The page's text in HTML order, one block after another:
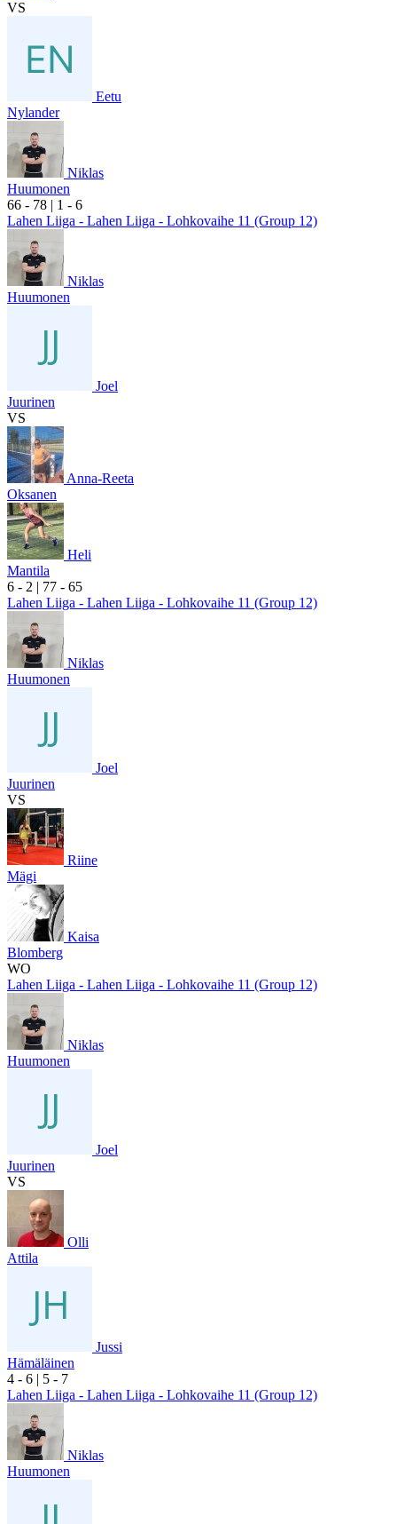
VS
Eetu
Nylander
Niklas
Huumonen
66 - 78 | 1 - 6
Lahen Liiga - Lahen Liiga - Lohkovaihe 11 (Group 12)
Niklas
Huumonen
Joel
Juurinen
VS
Anna-Reeta
Oksanen
Heli
Mantila
6 - 2 | 77 - 65
Lahen Liiga - Lahen Liiga - Lohkovaihe 11 (Group 12)
Niklas
Huumonen
Joel
Juurinen
VS
Riine
Mägi
Kaisa
Blomberg
WO
Lahen Liiga - Lahen Liiga - Lohkovaihe 11 (Group 12)
Niklas
Huumonen
Joel
Juurinen
VS
Olli
Attila
Jussi
Hämäläinen
4 - 6 | 5 - 7
Lahen Liiga - Lahen Liiga - Lohkovaihe 11 (Group 12)
Niklas
Huumonen